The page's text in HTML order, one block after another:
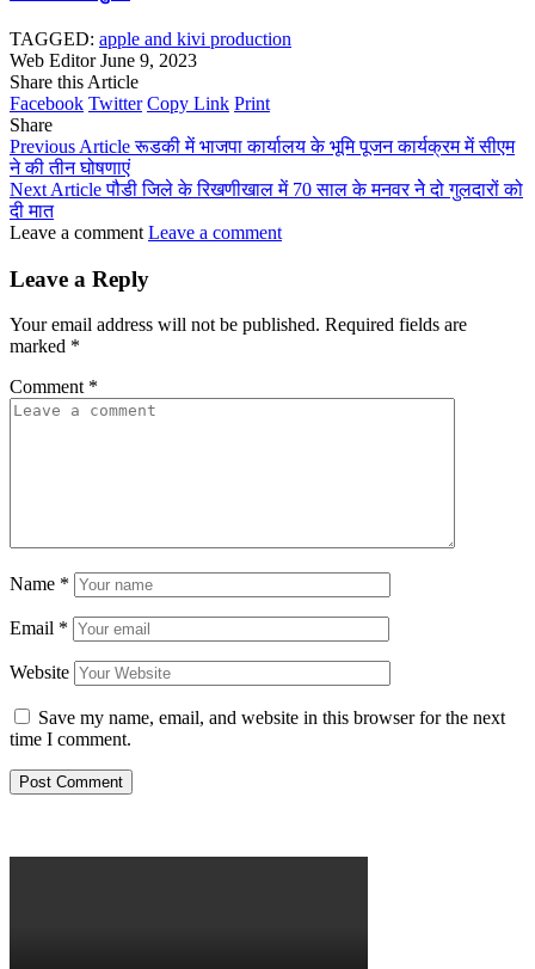
TAGGED: apple and kivi production
Web Editor June 9, 2023
Share this Article
Facebook Twitter Copy Link Print
Share
Previous Article रूडकी में भाजपा कार्यालय के भूमि पूजन कार्यक्रम में सीएम
ने की तीन घोषणाएं
Next Article पौडी जिले के रिखणीखाल में 70 साल के मनवर नेे दो गुलदारों को
दी मात
Leave a comment Leave a comment
Leave a Reply
Your email address will not be published. Required fields are
marked *
Comment *
Name *
Email *
Website
Save my name, email, and website in this browser for the next
time I comment.